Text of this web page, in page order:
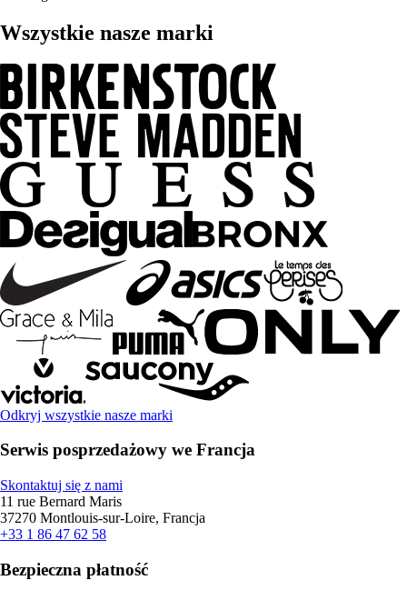
Wszystkie nasze marki
Odkryj wszystkie nasze marki
Serwis posprzedażowy we Francja
Skontaktuj się z nami
11 rue Bernard Maris
37270 Montlouis-sur-Loire, Francja
+33 1 86 47 62 58
Bezpieczna płatność